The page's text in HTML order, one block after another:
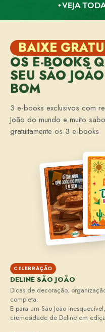
• VEJA
BAIXE
OS E-BOOKS
SEU SÃO
BOM
3 e-books exclusivos com
João do mundo e muito
gratuitamente os 3 e-books
CELEBRAÇÃO
DELINE SÃO JOÃO
Dicas de decoração,
completa.
E para um São João
cremosidade de Deline em